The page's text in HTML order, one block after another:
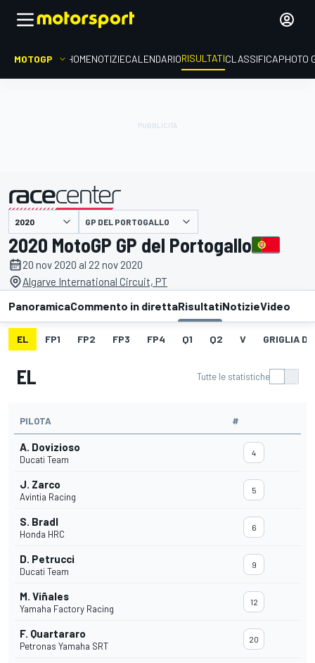
MOTOGP HOMENOTIZIECALENDARIORISULTATICLASSIFICAPHOTO
presentato da GP DEL PORTOGALLO
2020 MotoGP GP del Portogallo
20 nov 2020 al 22 nov 2020
Algarve International Circuit, PT
PanoramicaCommento in direttaRisultatiNotizieVideo
EL FP1 FP2 FP3 FP4 Q1 Q2 V GRIGLIA DI
EL Tutte le statistiche
PILOTA #
A. Dovizioso
Ducati Team
4
J. Zarco
Avintia Racing
5
S. Bradl
Honda HRC
6
D. Petrucci
Ducati Team
9
M. Viñales
Yamaha Factory Racing
12
F. Quartararo
Petronas Yamaha SRT
20